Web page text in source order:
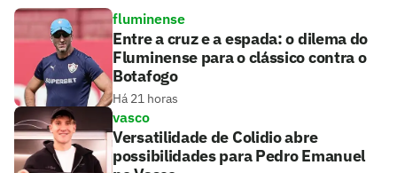
fluminense
Entre a cruz e a espada: o dilema do
Fluminense para o clássico contra o
Botafogo
Há 21 horas
vasco
Versatilidade de Colidio abre
possibilidades para Pedro Emanuel